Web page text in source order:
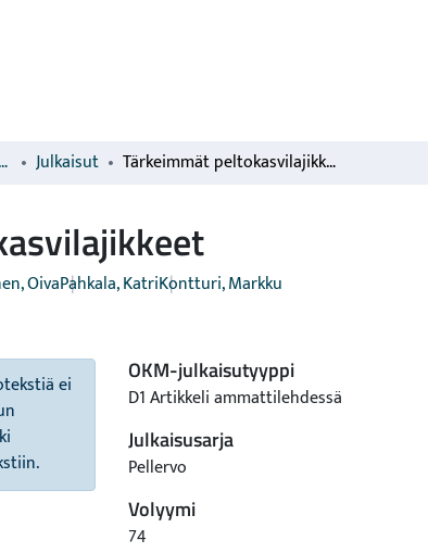
julkaisut Julkaisut Tärkeimmät peltokasvilajikkeet
OivaPahkala, KatriKontturi, Markku
ei
OKM-julkaisutyyppi
D1 Artikkeli ammattilehdessä
Julkaisusarja
Pellervo
Volyymi
74